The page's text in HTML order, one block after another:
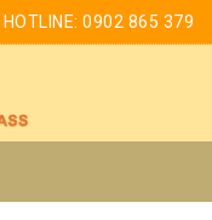
HOTLINE: 0902 865 379